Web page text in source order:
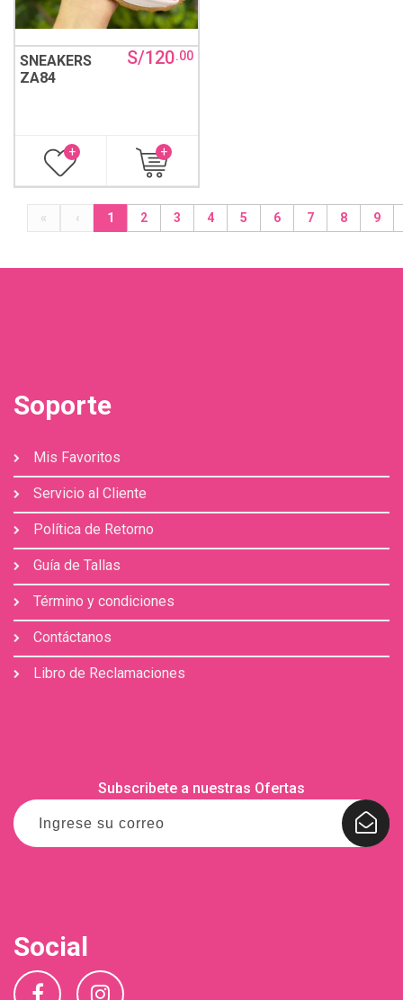
SNEAKERS
ZA84
S/120.00
+ +
« ‹ 1 2 3 4 5 6 7 8 9
Soporte
Mis Favoritos
Servicio al Cliente
Política de Retorno
Guía de Tallas
Término y condiciones
Contáctanos
Libro de Reclamaciones
Subscribete a nuestras Ofertas
Social